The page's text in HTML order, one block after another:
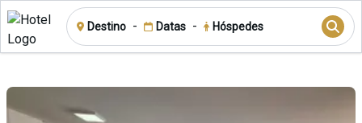
Destino - Datas - Hóspedes